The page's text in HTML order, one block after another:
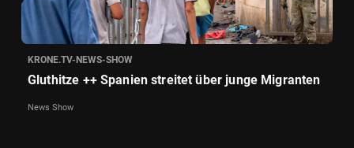
KRONE.TV-NEWS-SHOW
Gluthitze ++ Spanien streitet über junge Migranten
News Show